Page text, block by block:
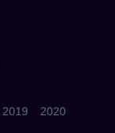
2019 2020